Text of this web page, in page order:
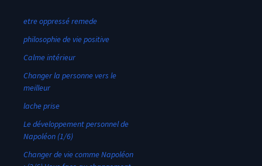
etre oppressé remede
philosophie de vie positive
Calme intérieur
Changer la personne vers le
meilleur
lache prise
Le développement personnel de
Napoléon (1/6)
Changer de vie comme Napoléon